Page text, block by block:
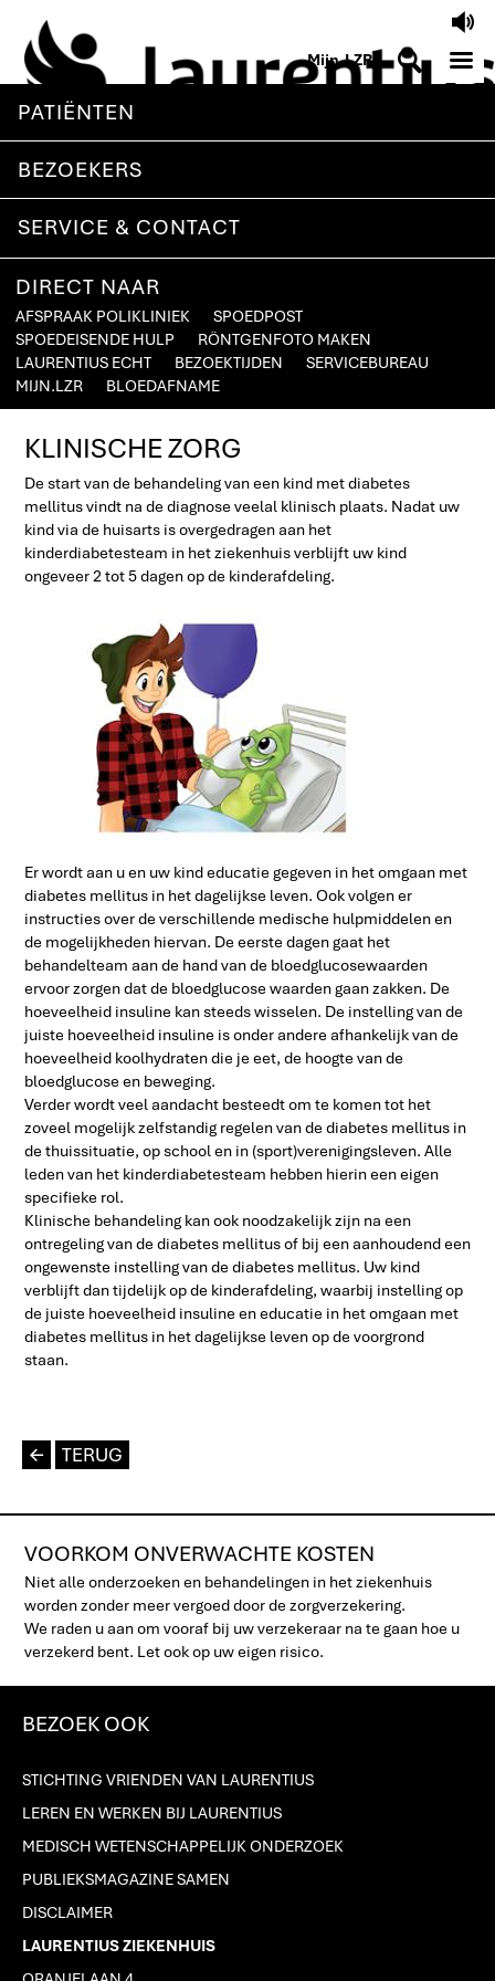
V
Mijn.LZR S M
PATIËNTEN
BEZOEKERS
SERVICE & CONTACT
DIRECT NAAR
AFSPRAAK POLIKLINIEK
SPOEDPOST
SPOEDEISENDE HULP
RÖNTGENFOTO MAKEN
LAURENTIUS ECHT
BEZOEKTIJDEN
SERVICEBUREAU
MIJN.LZR
BLOEDAFNAME
KLINISCHE ZORG
De start van de behandeling van een kind met diabetes
mellitus vindt na de diagnose veelal klinisch plaats. Nadat uw
kind via de huisarts is overgedragen aan het
kinderdiabetesteam in het ziekenhuis verblijft uw kind
ongeveer 2 tot 5 dagen op de kinderafdeling.
Er wordt aan u en uw kind educatie gegeven in het omgaan met
diabetes mellitus in het dagelijkse leven. Ook volgen er
instructies over de verschillende medische hulpmiddelen en
de mogelijkheden hiervan. De eerste dagen gaat het
behandelteam aan de hand van de bloedglucosewaarden
ervoor zorgen dat de bloedglucose waarden gaan zakken. De
hoeveelheid insuline kan steeds wisselen. De instelling van de
juiste hoeveelheid insuline is onder andere afhankelijk van de
hoeveelheid koolhydraten die je eet, de hoogte van de
bloedglucose en beweging.
Verder wordt veel aandacht besteedt om te komen tot het
zoveel mogelijk zelfstandig regelen van de diabetes mellitus in
de thuissituatie, op school en in (sport)verenigingsleven. Alle
leden van het kinderdiabetesteam hebben hierin een eigen
specifieke rol.
Klinische behandeling kan ook noodzakelijk zijn na een
ontregeling van de diabetes mellitus of bij een aanhoudend een
ongewenste instelling van de diabetes mellitus. Uw kind
verblijft dan tijdelijk op de kinderafdeling, waarbij instelling op
de juiste hoeveelheid insuline en educatie in het omgaan met
diabetes mellitus in het dagelijkse leven op de voorgrond
staan.
L TERUG
VOORKOM ONVERWACHTE KOSTEN
Niet alle onderzoeken en behandelingen in het ziekenhuis
worden zonder meer vergoed door de zorgverzekering.
We raden u aan om vooraf bij uw verzekeraar na te gaan hoe u
verzekerd bent. Let ook op uw eigen risico.
BEZOEK OOK
STICHTING VRIENDEN VAN LAURENTIUS
LEREN EN WERKEN BIJ LAURENTIUS
MEDISCH WETENSCHAPPELIJK ONDERZOEK
PUBLIEKSMAGAZINE SAMEN
DISCLAIMER
LAURENTIUS ZIEKENHUIS